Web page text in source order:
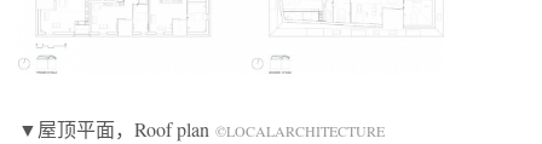
▼屋顶平面，Roof plan ©LOCALARCHITECTURE